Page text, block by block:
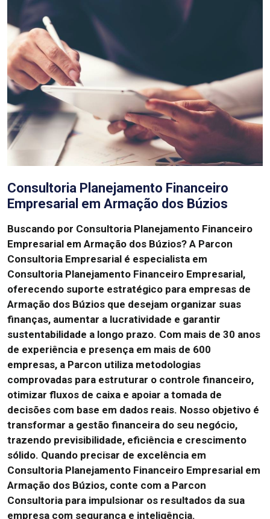
Consultoria Planejamento Financeiro
Empresarial em Armação dos Búzios
Buscando por Consultoria Planejamento Financeiro
Empresarial em Armação dos Búzios? A Parcon
Consultoria Empresarial é especialista em
Consultoria Planejamento Financeiro Empresarial,
oferecendo suporte estratégico para empresas de
Armação dos Búzios que desejam organizar suas
finanças, aumentar a lucratividade e garantir
sustentabilidade a longo prazo. Com mais de 30 anos
de experiência e presença em mais de 600
empresas, a Parcon utiliza metodologias
comprovadas para estruturar o controle financeiro,
otimizar fluxos de caixa e apoiar a tomada de
decisões com base em dados reais. Nosso objetivo é
transformar a gestão financeira do seu negócio,
trazendo previsibilidade, eficiência e crescimento
sólido. Quando precisar de excelência em
Consultoria Planejamento Financeiro Empresarial em
Armação dos Búzios, conte com a Parcon
Consultoria para impulsionar os resultados da sua
empresa com segurança e inteligência.